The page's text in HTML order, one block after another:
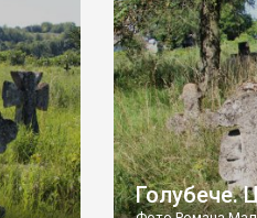
[…]
Голубече.